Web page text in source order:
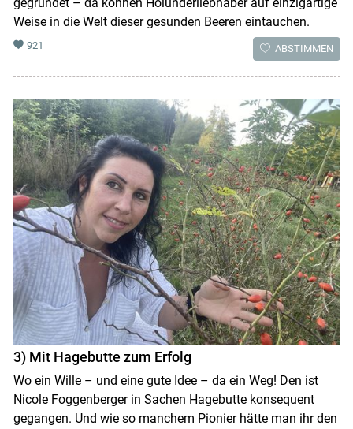
Skip to main content
Weise in die Welt dieser gesunden Beeren eintauchen.
921 ABSTIMMEN
3) Mit Hagebutte zum Erfolg
Wo ein Wille – und eine gute Idee – da ein Weg! Den ist
Nicole Foggenberger in Sachen Hagebutte konsequent
gegangen. Und wie so manchem Pionier hätte man ihr den